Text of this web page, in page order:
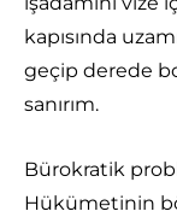
kapısında
geçip derede
sanırım.
Bürokratik
Hükümetinin